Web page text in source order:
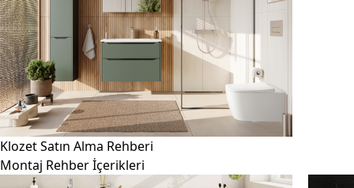
Klozet Satın Alma Rehberi
Montaj Rehber İçerikleri